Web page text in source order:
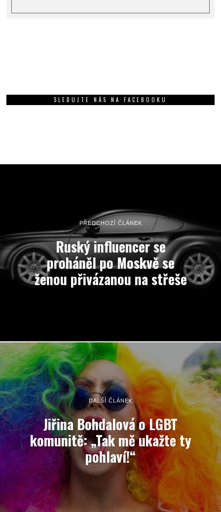
SLEDUJTE NÁS NA FACEBOOKU
PŘEDCHOZÍ ČLÁNEK
Ruský influencer se
proháněl po Moskvě se
ženou přivázanou na střeše
DALŠÍ ČLÁNEK
Jiřina Bohdalová o LGBT
komunitě: „Tak mě ukažte ty
pohlaví!“